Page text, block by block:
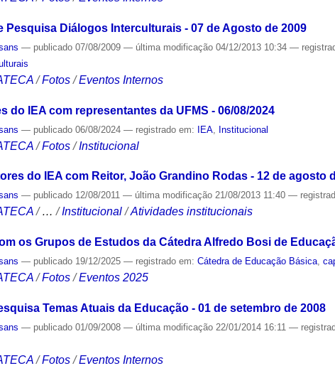
Pesquisa Diálogos Interculturais - 07 de Agosto de 2009
— publicado 07/08/2009— última modificação 04/12/2013 10:34—
/Fotos /Eventos Internos
do IEA com representantes da UFMS - 06/08/2024
— publicado 06/08/2024— registrado em: IEA Institucional
/Fotos /Institucional
do IEA com Reitor, João Grandino Rodas - 12 de agosto
— publicado 12/08/2011— última modificação 21/08/2013 11:40—
/…/Institucional /Atividades institucionais
os Grupos de Estudos da Cátedra Alfredo Bosi de
— publicado 19/12/2025— registrado em:Cátedra de Educação Básica ,
/Fotos /Eventos 2025
Temas Atuais da Educação - 01 de setembro de 2008
— publicado 01/09/2008— última modificação 22/01/2014 16:11—
/Fotos /Eventos Internos